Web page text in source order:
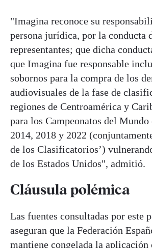
"Imagina reconoce su
persona jurídica, por la conducta
representantes; que dicha
que Imagina fue responsable
sobornos para la compra de los
audiovisuales de la fase de
regiones de Centroamérica y
para los Campeonatos del
2014, 2018 y 2022
de los Clasificatorios’)
de los Estados Unidos", admitió.
Cláusula polémica
Las fuentes consultadas por este
aseguran que la Federación
mantiene congelada la aplicación